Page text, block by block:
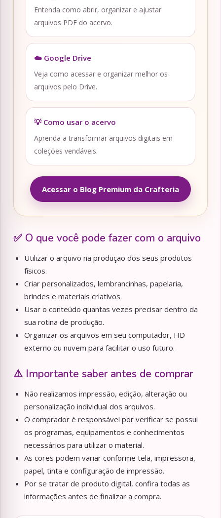
Entenda como abrir, organizar e ajustar
arquivos PDF do acervo.
☁️ Google Drive
Veja como acessar e organizar melhor os
arquivos pelo Drive.
💡 Como usar o acervo
Aprenda a transformar arquivos digitais em
coleções vendáveis.
Acessar o Blog Premium da Crafteria
✅ O que você pode fazer com o arquivo
Utilizar o arquivo na produção dos seus produtos
físicos.
Criar personalizados, lembrancinhas, papelaria,
brindes e materiais criativos.
Usar o conteúdo quantas vezes precisar dentro da
sua rotina de produção.
Organizar os arquivos em seu computador, HD
externo ou nuvem para facilitar o uso futuro.
⚠️ Importante saber antes de comprar
Não realizamos impressão, edição, alteração ou
personalização individual dos arquivos.
O comprador é responsável por verificar se possui
os programas, equipamentos e conhecimentos
necessários para utilizar o material.
As cores podem variar conforme tela, impressora,
papel, tinta e configuração de impressão.
Por se tratar de produto digital, confira todas as
informações antes de finalizar a compra.